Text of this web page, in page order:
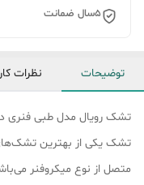
5سال ضمانت
توضیحات نظرات
تشک یکی از بهترین
متصل از نوع میکروفنر